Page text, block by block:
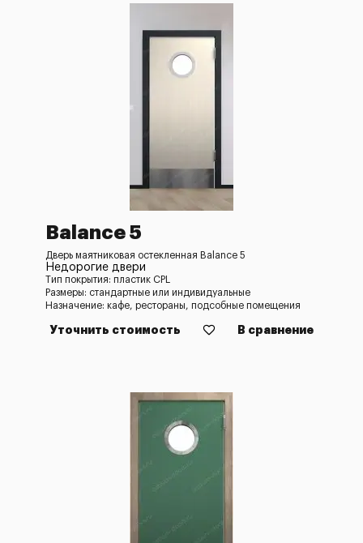
Balance 5
Дверь маятниковая остекленная Balance 5
Недорогие двери
Тип покрытия: пластик CPL
Размеры: стандартные или индивидуальные
Назначение: кафе, рестораны, подсобные помещения
Уточнить стоимость В сравнение